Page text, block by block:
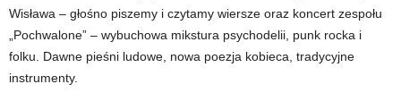
Wisława – głośno piszemy i czytamy wiersze oraz koncert zespołu
„Pochwalone” – wybuchowa mikstura psychodelii, punk rocka i
folku. Dawne pieśni ludowe, nowa poezja kobieca, tradycyjne
instrumenty.